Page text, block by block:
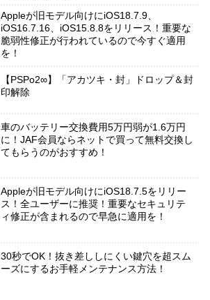
Appleが旧モデル向けにiOS18.7.9、
iOS16.7.16、iOS15.8.8をリリース！重要な
脆弱性修正が行われているので今すぐ適用
を！
【PSPo2∞】「アカツキ・封」ドロップ＆封
印解除
車のバッテリー交換費用5万円弱が1.6万円
に！JAF会員ならネットで買って無料交換し
てもらうのがおすすめ！
Appleが旧モデル向けにiOS18.7.5をリリー
ス！全ユーザーに推奨！重要なセキュリテ
ィ修正が含まれるので早急に適用を！
30秒でOK！抜き差ししにくい鍵穴を超スム
ーズにするお手軽メンテナンス方法！